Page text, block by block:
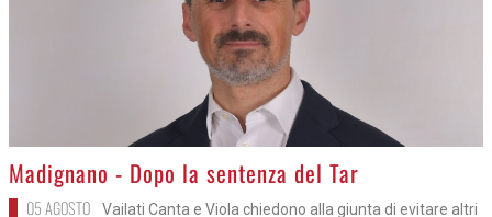
>Madignano - Dopo la sentenza del Tar
05 AGOSTO
Vailati Canta e Viola chiedono alla giunta di evitare altri